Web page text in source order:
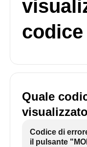
Quale
Codice di
il pulsante